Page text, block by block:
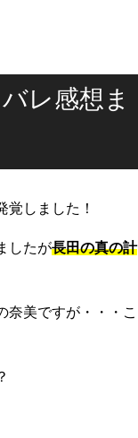
レ感想ま
しました！
したが長田の真の計
奈美ですが・・・こ